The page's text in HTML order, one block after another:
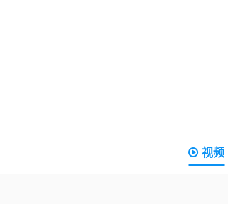
视频